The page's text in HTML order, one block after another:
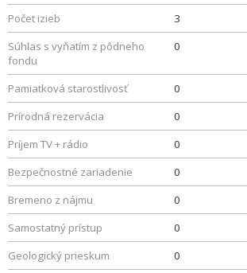
Počet izieb
3
Súhlas s vyňatím z pôdneho
fondu
0
Pamiatková starostlivosť
0
Prírodná rezervácia
0
Príjem TV + rádio
0
Bezpečnostné zariadenie
0
Bremeno z nájmu
0
Samostatný prístup
0
Geologický prieskum
0